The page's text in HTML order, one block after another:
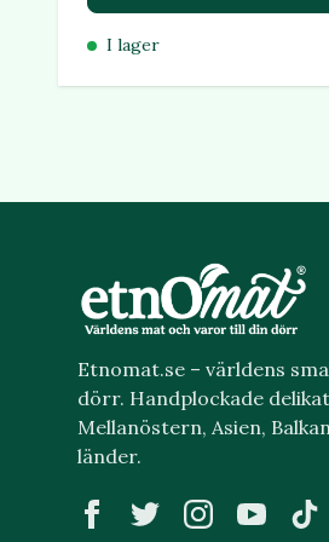
I lager
Etnomat.se – världens
dörr. Handplockade
Mellanöstern, Asien,
länder.